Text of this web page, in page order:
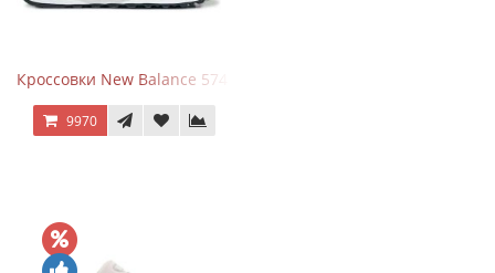
Кроссовки New Balance 574 Navy Grey
9970